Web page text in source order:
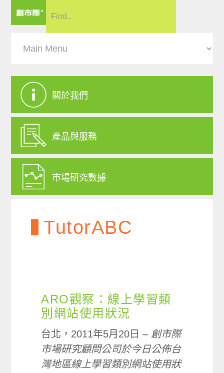
關於我們
產品與服務
市場研究數據
TutorABC
ARO觀察：線上學習類
別網站使用狀況
台北，2011年5月20日 – 創市際
市場研究顧問公司於今日公佈台
灣地區線上學習類別網站使用狀